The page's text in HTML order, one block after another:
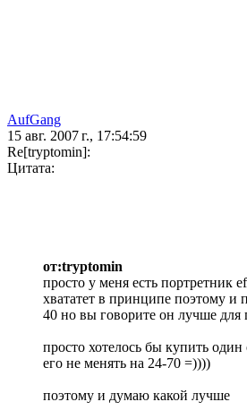
AufGang
15 авг. 2007 г., 17:54:59
Re[tryptomin]:
Цитата:
от:tryptomin
просто у меня есть портретник
хвататет в принципе поэтому и
40 но вы говорите он лучше для
просто хотелось бы купить
его не менять на 24-70 =))))
поэтому и думаю какой лучше